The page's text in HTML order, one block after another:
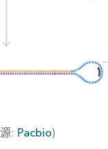
: Pacbio)